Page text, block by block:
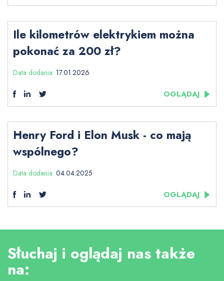
Ile kilometrów elektrykiem można
pokonać za 200 zł?
Data dodania: 17.01.2026
OGLĄDAJ
Henry Ford i Elon Musk - co mają
wspólnego?
Data dodania: 04.04.2025
OGLĄDAJ
Słuchaj i oglądaj nas także
na: